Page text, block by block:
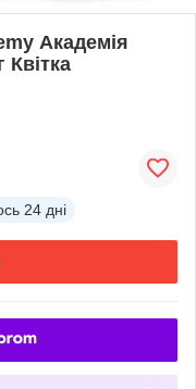
Академія
Квітка
24 дні